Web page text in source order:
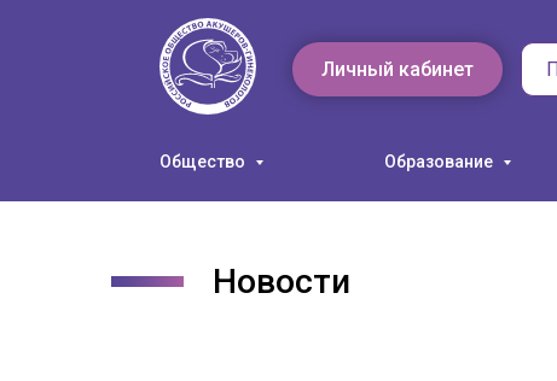
Личный кабинет
Общество Образование
Новости